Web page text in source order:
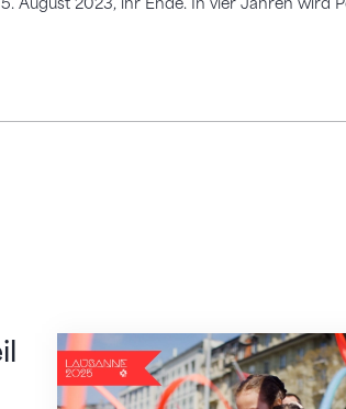
Turnen ist der beliebteste